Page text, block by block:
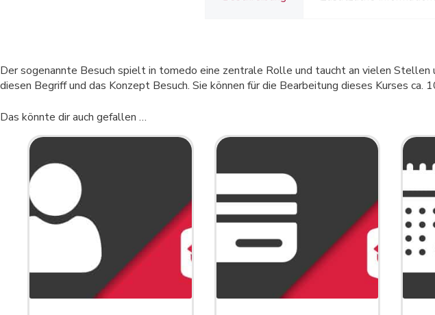
Der sogenannte Besuch spielt in tomedo eine zentrale Rolle und taucht an vielen
diesen Begriff und das Konzept Besuch. Sie können für die Bearbeitung dieses Kurses ca.
Das könnte dir auch gefallen …